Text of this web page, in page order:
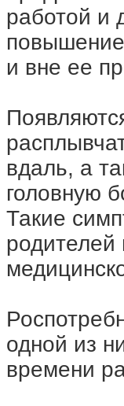
работой и
повышение
и вне ее
вдаль, а
головную
Такие
одной из
времени